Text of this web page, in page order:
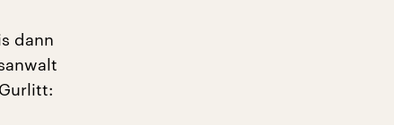
dann